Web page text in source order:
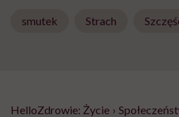
smutek Strach
HelloZdrowie: Życie ›